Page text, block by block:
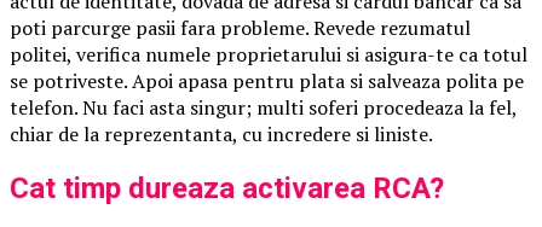
poti parcurge pasii fara probleme. Revede rezumatul
politei, verifica numele proprietarului si asigura-te ca totul
se potriveste. Apoi apasa pentru plata si salveaza polita pe
telefon. Nu faci asta singur; multi soferi procedeaza la fel,
chiar de la reprezentanta, cu incredere si liniste.
Cat timp dureaza activarea RCA?